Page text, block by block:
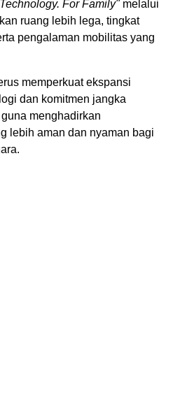
For Family" melalui
ruang lebih lega, tingkat
pengalaman mobilitas yang
memperkuat ekspansi
dan komitmen jangka
menghadirkan
lebih aman dan nyaman bagi